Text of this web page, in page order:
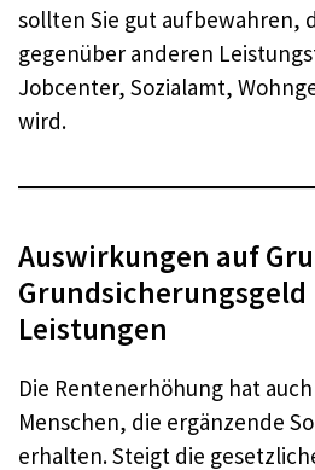
sollten Sie gut aufbewahren,
gegenüber anderen
Jobcenter, Sozialamt,
wird.
Auswirkungen auf
Grundsicherungsgeld
Leistungen
Die Rentenerhöhung hat
Menschen, die ergänzende
erhalten. Steigt die